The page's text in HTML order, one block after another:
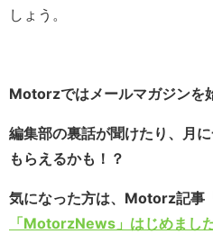
しょう。
Motorzではメールマガジンを
編集部の裏話が聞けたり、月
もらえるかも！？
気になった方は、Motorz記事
「MotorzNews」はじめました